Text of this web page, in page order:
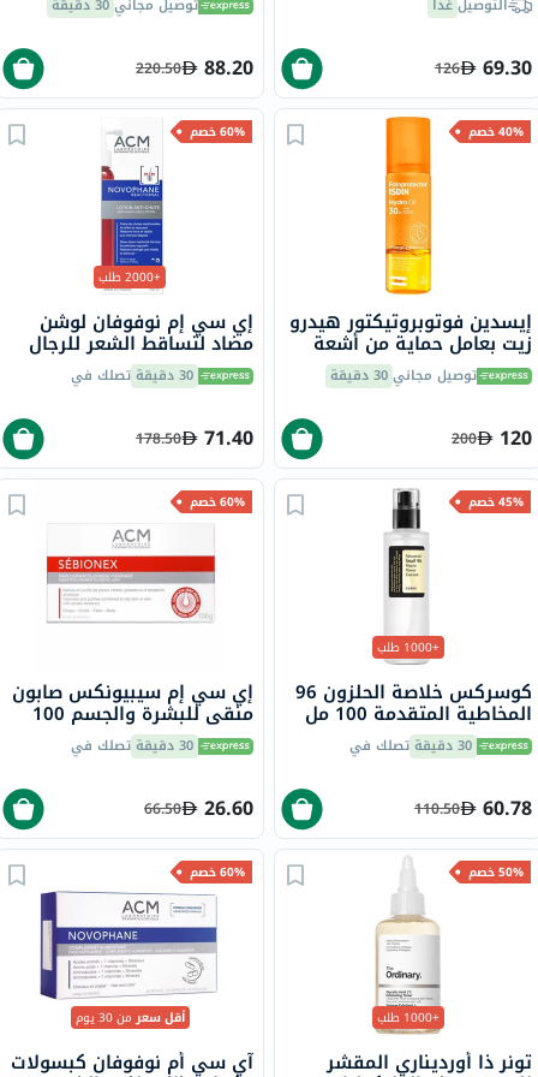
التوصيلغداً
69.30
126
توصيل مجاني30 دقيقة
88.20
220.50
40% خصم
إيسدين فوتوبروتيكتور هيدرو
زيت بعامل حماية من أشعة
الشمس SPF30 سعة 200 ملتوصيل مجاني30 دقيقة
120
200
60% خصم
+2000 طلب
إي سي إم نوفوفان لوشن
مضاد لتساقط الشعر للرجال
والنساء 100 مل30 دقيقة تصلك في
71.40
178.50
45% خصم
+1000 طلب
كوسركس خلاصة الحلزون 96
المخاطية المتقدمة 100 مل
30 دقيقة تصلك في
60.78
110.50
60% خصم
إي سي إم سيبيونكس صابون
منقي للبشرة والجسم 100
جرام 30 دقيقة تصلك في
26.60
66.50
50% خصم
+1000 طلب
تونر ذا أورديناري المقشر
60% خصم
أقل سعرمن 30 يوم
آي سي أم نوفوفان كبسولات